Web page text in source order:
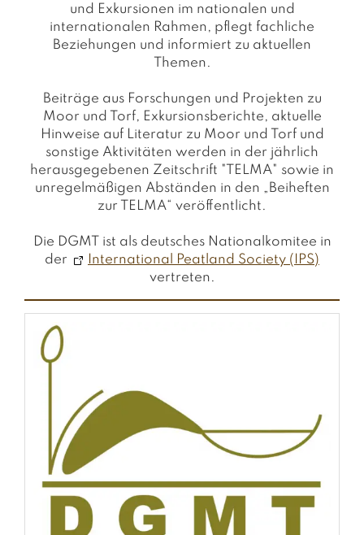
und Exkursionen im nationalen und
internationalen Rahmen, pflegt fachliche
Beziehungen und informiert zu aktuellen
Themen.
Beiträge aus Forschungen und Projekten zu
Moor und Torf, Exkursionsberichte, aktuelle
Hinweise auf Literatur zu Moor und Torf und
sonstige Aktivitäten werden in der jährlich
herausgegebenen Zeitschrift "TELMA" sowie in
unregelmäßigen Abständen in den „Beiheften
zur TELMA“ veröffentlicht.
Die DGMT ist als deutsches Nationalkomitee in
der
International Peatland Society (IPS)
vertreten.